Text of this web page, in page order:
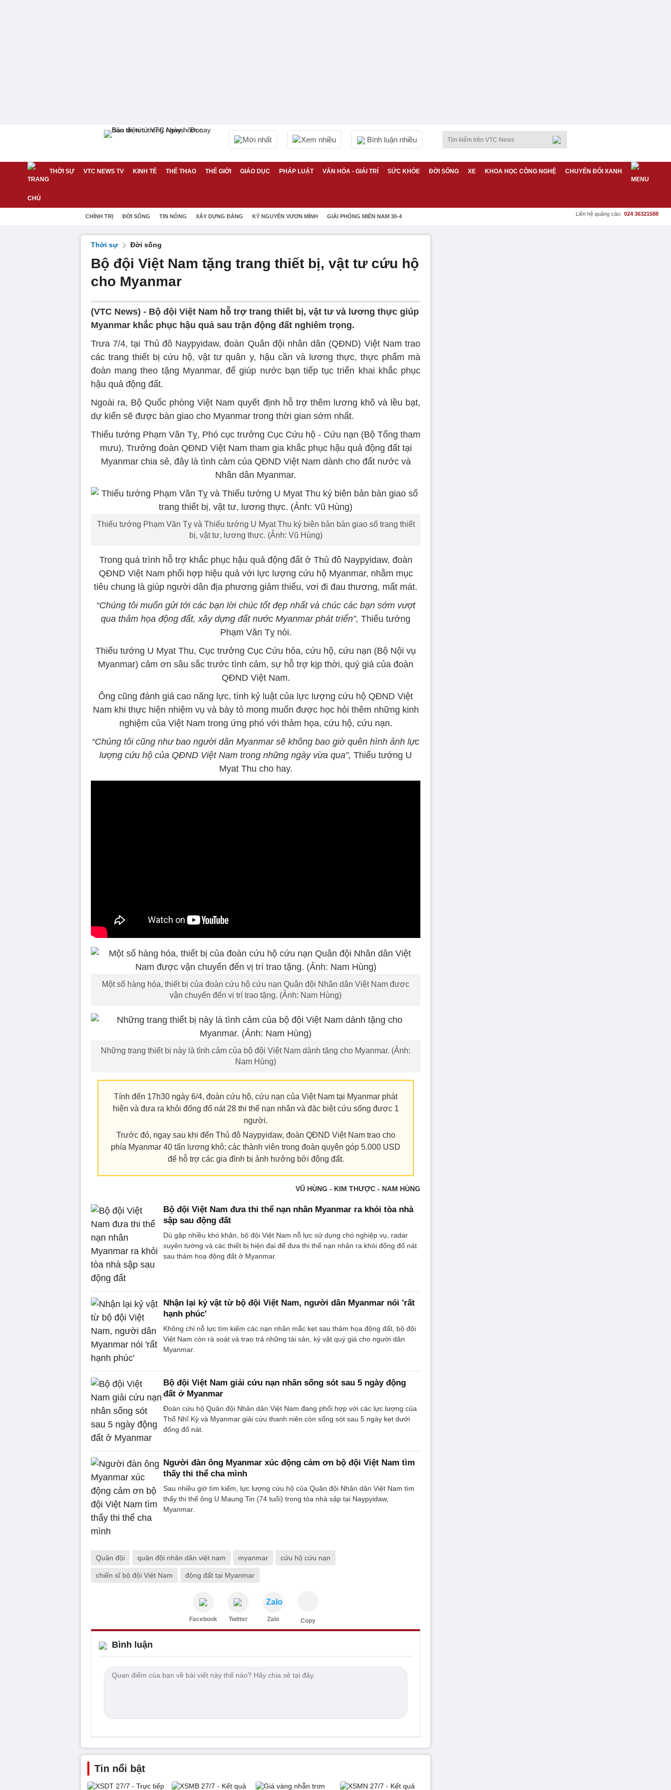
Mới nhất Xem nhiều Bình luận nhiều
THỜI SỰ VTC NEWS TV KINH TẾ THỂ THAO THẾ GIỚI GIÁO DỤC PHÁP LUẬT VĂN HÓA - GIẢI TRÍ SỨC KHỎE ĐỜI SỐNG XE KHOA HỌC CÔNG NGHỆ CHUYỂN ĐỔI XANH
CHÍNH TRỊ ĐỜI SỐNG TIN NÓNG XÂY DỰNG ĐẢNG KỶ NGUYÊN VƯƠN MÌNH GIẢI PHÓNG MIỀN NAM 30-4 Liên hệ quảng cáo: 024 36321588
Thời sự Đời sống
Bộ đội Việt Nam tặng trang thiết bị, vật tư cứu hộ
cho Myanmar
(VTC News) - Bộ đội Việt Nam hỗ trợ trang thiết bị, vật tư và lương thực giúp
Myanmar khắc phục hậu quả sau trận động đất nghiêm trọng.
Trưa 7/4, tại Thủ đô Naypyidaw, đoàn Quân đội nhân dân (QĐND) Việt Nam trao
các trang thiết bị cứu hộ, vật tư quân y, hậu cần và lương thực, thực phẩm mà
đoàn mang theo tặng Myanmar, để giúp nước bạn tiếp tục triển khai khắc phục
hậu quả động đất.
Ngoài ra, Bộ Quốc phòng Việt Nam quyết định hỗ trợ thêm lương khô và lều bạt,
dự kiến sẽ được bàn giao cho Myanmar trong thời gian sớm nhất.
Thiếu tướng Phạm Văn Tỵ, Phó cục trưởng Cục Cứu hộ - Cứu nạn (Bộ Tổng tham
mưu), Trưởng đoàn QĐND Việt Nam tham gia khắc phục hậu quả động đất tại
Myanmar chia sẻ, đây là tình cảm của QĐND Việt Nam dành cho đất nước và
Nhân dân Myanmar.
Thiếu tướng Phạm Văn Tỵ và Thiếu tướng U Myat Thu ký biên bản bàn giao số trang thiết
bị, vật tư, lương thực. (Ảnh: Vũ Hùng)
Trong quá trình hỗ trợ khắc phục hậu quả động đất ở Thủ đô Naypyidaw, đoàn
QĐND Việt Nam phối hợp hiệu quả với lực lượng cứu hộ Myanmar, nhằm mục
tiêu chung là giúp người dân địa phương giảm thiểu, vơi đi đau thương, mất mát.
“Chúng tôi muốn gửi tới các bạn lời chúc tốt đẹp nhất và chúc các bạn sớm vượt
qua thảm họa động đất, xây dựng đất nước Myanmar phát triển”, Thiếu tướng
Phạm Văn Tỵ nói.
Thiếu tướng U Myat Thu, Cục trưởng Cục Cứu hỏa, cứu hộ, cứu nạn (Bộ Nội vụ
Myanmar) cảm ơn sâu sắc trước tình cảm, sự hỗ trợ kịp thời, quý giá của đoàn
QĐND Việt Nam.
Ông cũng đánh giá cao năng lực, tính kỷ luật của lực lượng cứu hộ QĐND Việt
Nam khi thực hiện nhiệm vụ và bày tỏ mong muốn được học hỏi thêm những kinh
nghiệm của Việt Nam trong ứng phó với thảm họa, cứu hộ, cứu nạn.
“Chúng tôi cũng như bao người dân Myanmar sẽ không bao giờ quên hình ảnh lực
lượng cứu hộ của QĐND Việt Nam trong những ngày vừa qua”, Thiếu tướng U
Myat Thu cho hay.
Một số hàng hóa, thiết bị của đoàn cứu hộ cứu nạn Quân đội Nhân dân Việt Nam được
vận chuyển đến vị trí trao tặng. (Ảnh: Nam Hùng)
Những trang thiết bị này là tình cảm của bộ đội Việt Nam dành tặng cho Myanmar. (Ảnh:
Nam Hùng)
Tính đến 17h30 ngày 6/4, đoàn cứu hộ, cứu nạn của Việt Nam tại Myanmar phát
hiện và đưa ra khỏi đống đổ nát 28 thi thể nạn nhân và đặc biệt cứu sống được 1
người.
Trước đó, ngay sau khi đến Thủ đô Naypyidaw, đoàn QĐND Việt Nam trao cho
phía Myanmar 40 tấn lương khô; các thành viên trong đoàn quyên góp 5.000 USD
để hỗ trợ các gia đình bị ảnh hưởng bởi động đất.
VŨ HÙNG - KIM THƯỢC - NAM HÙNG
Bộ đội Việt Nam đưa thi thể nạn nhân Myanmar ra khỏi tòa nhà
sập sau động đất
Dù gặp nhiều khó khăn, bộ đội Việt Nam nỗ lực sử dụng chó nghiệp vụ, radar
xuyên tường và các thiết bị hiện đại để đưa thi thể nạn nhân ra khỏi đống đổ nát
sau thảm hoạ động đất ở Myanmar.
Nhận lại kỷ vật từ bộ đội Việt Nam, người dân Myanmar nói 'rất
hạnh phúc'
Không chỉ nỗ lực tìm kiếm các nạn nhân mắc kẹt sau thảm họa động đất, bộ đội
Việt Nam còn rà soát và trao trả những tài sản, kỷ vật quý giá cho người dân
Myanmar.
Bộ đội Việt Nam giải cứu nạn nhân sống sót sau 5 ngày động
đất ở Myanmar
Đoàn cứu hộ Quân đội Nhân dân Việt Nam đang phối hợp với các lực lượng của
Thổ Nhĩ Kỳ và Myanmar giải cứu thanh niên còn sống sót sau 5 ngày kẹt dưới
đống đổ nát.
Người đàn ông Myanmar xúc động cảm ơn bộ đội Việt Nam tìm
thấy thi thể cha mình
Sau nhiều giờ tìm kiếm, lực lượng cứu hộ của Quân đội Nhân dân Việt Nam tìm
thấy thi thể ông U Maung Tin (74 tuổi) trong tòa nhà sập tại Naypyidaw,
Myanmar.
Quân đội quân đội nhân dân việt nam myanmar cứu hộ cứu nạn
chiến sĩ bộ đội Việt Nam động đất tại Myanmar
Facebook Twitter
Zalo
Zalo Copy
Bình luận
Tin nổi bật